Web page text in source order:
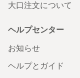
大口注文について
ヘルプセンター
お知らせ
ヘルプとガイド